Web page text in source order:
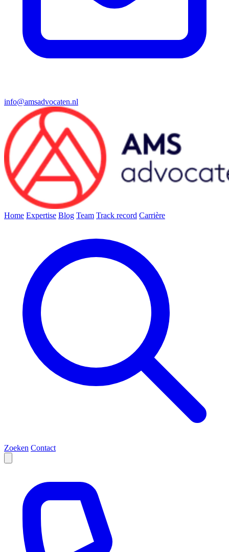
info@amsadvocaten.nl
Home Expertise Blog Team Track record Carrière
Zoeken Contact